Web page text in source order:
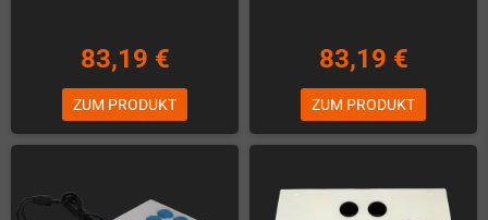
83,19 €
ZUM PRODUKT
83,19 €
ZUM PRODUKT